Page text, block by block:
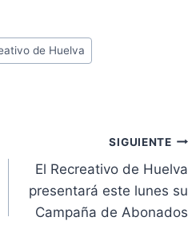
de Huelva
SIGUIENTE
El Recreativo de Huelva
presentará este lunes su
Campaña de Abonados